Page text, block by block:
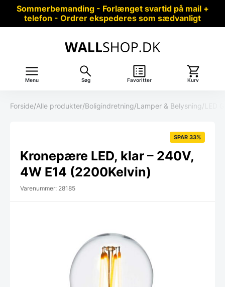
Sommerbemanding - Forlænget svartid på mail +
telefon - Ordrer ekspederes som sædvanligt
Menu Søg Favoritter Kurv
Forside/Alle produkter/Boligindretning/Lamper & Belysning/
SPAR 33%
Kronepære LED, klar – 240V,
4W E14 (2200Kelvin)
Varenummer: 28185